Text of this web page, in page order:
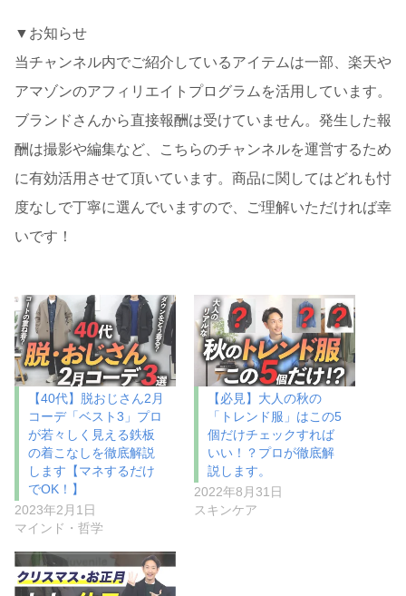
▼お知らせ
当チャンネル内でご紹介しているアイテムは一部、楽天や
アマゾンのアフィリエイトプログラムを活用しています。
ブランドさんから直接報酬は受けていません。発生した報
酬は撮影や編集など、こちらのチャンネルを運営するため
に有効活用させて頂いています。商品に関してはどれも忖
度なしで丁寧に選んでいますので、ご理解いただければ幸
いです！
【40代】脱おじさん2月
コーデ「ベスト3」プロ
が若々しく見える鉄板
の着こなしを徹底解説
します【マネするだけ
でOK！】
2023年2月1日
マインド・哲学
【必見】大人の秋の
「トレンド服」はこの5
個だけチェックすれば
いい！？プロが徹底解
説します。
2022年8月31日
スキンケア